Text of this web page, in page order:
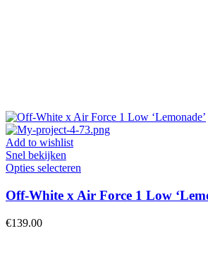
Add to wishlist
Snel bekijken
Opties selecteren
Off-White x Air Force 1 Low
€139.00